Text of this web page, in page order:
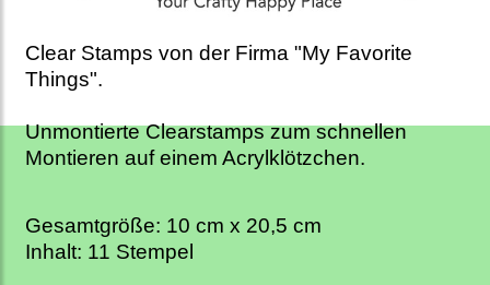
Clear Stamps von der Firma "My Favorite
Things".
Unmontierte Clearstamps zum schnellen
Montieren auf einem Acrylklötzchen.
Gesamtgröße: 10 cm x 20,5 cm
Inhalt: 11 Stempel